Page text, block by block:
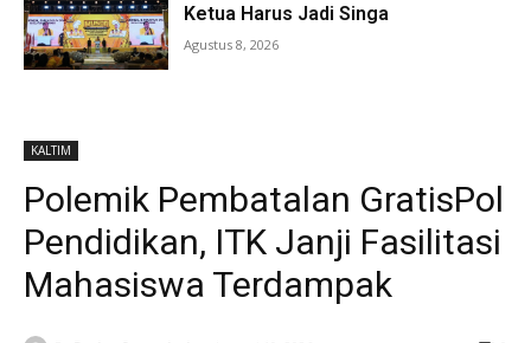
Ketua Harus Jadi Singa
Agustus 8, 2026